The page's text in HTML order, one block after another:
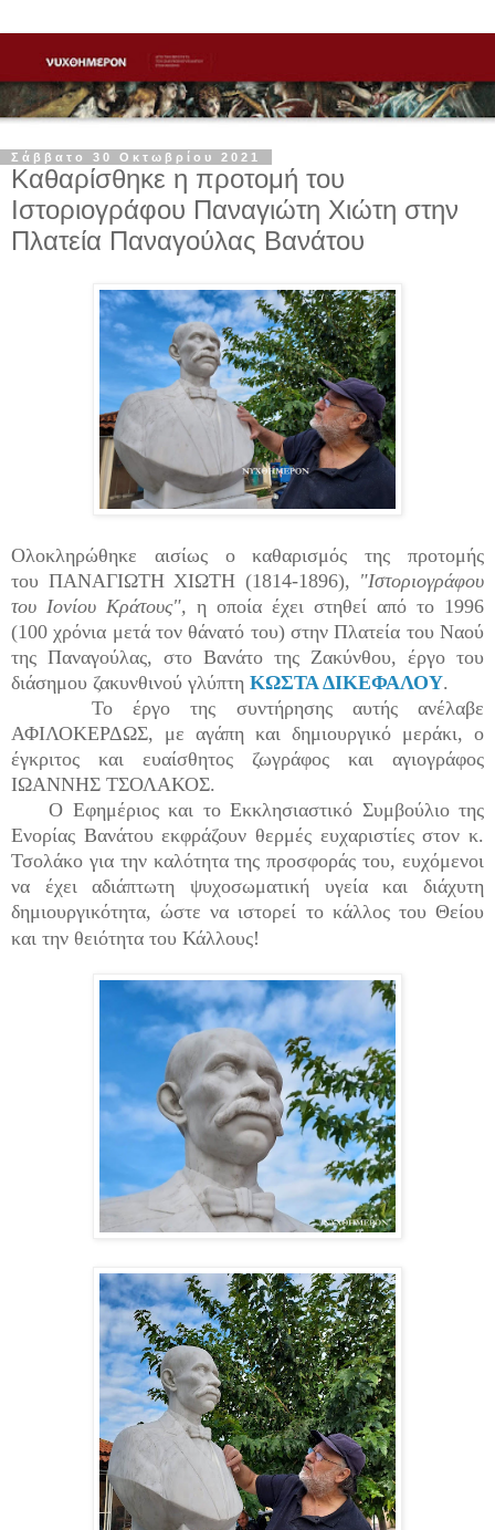
Σάββατο 30 Οκτωβρίου 2021
Καθαρίσθηκε η προτομή του
Ιστοριογράφου Παναγιώτη Χιώτη στην
Πλατεία Παναγούλας Βανάτου
Ολοκληρώθηκε αισίως ο καθαρισμός της προτομής
του ΠΑΝΑΓΙΩΤΗ ΧΙΩΤΗ (1814-1896), "Ιστοριογράφου
του Ιονίου Κράτους", η οποία έχει στηθεί από το 1996
(100 χρόνια μετά τον θάνατό του) στην Πλατεία του Ναού
της Παναγούλας, στο Βανάτο της Ζακύνθου, έργο του
διάσημου ζακυνθινού γλύπτη ΚΩΣΤΑ ΔΙΚΕΦΑΛΟΥ.
Το έργο της συντήρησης αυτής ανέλαβε
ΑΦΙΛΟΚΕΡΔΩΣ, με αγάπη και δημιουργικό μεράκι, ο
έγκριτος και ευαίσθητος ζωγράφος και αγιογράφος
ΙΩΑΝΝΗΣ ΤΣΟΛΑΚΟΣ.
Ο Εφημέριος και το Εκκλησιαστικό Συμβούλιο της
Ενορίας Βανάτου εκφράζουν θερμές ευχαριστίες στον κ.
Τσολάκο για την καλότητα της προσφοράς του, ευχόμενοι
να έχει αδιάπτωτη ψυχοσωματική υγεία και διάχυτη
δημιουργικότητα, ώστε να ιστορεί το κάλλος του Θείου
και την θειότητα του Κάλλους!